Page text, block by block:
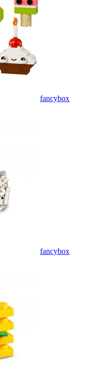
fancybox
fancybox